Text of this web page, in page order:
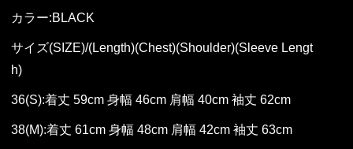
カラー:BLACK
サイズ(SIZE)/(Length)(Chest)(Shoulder)(Sleeve Lengt
h)
36(S):着丈 59cm 身幅 46cm 肩幅 40cm 袖丈 62cm
38(M):着丈 61cm 身幅 48cm 肩幅 42cm 袖丈 63cm